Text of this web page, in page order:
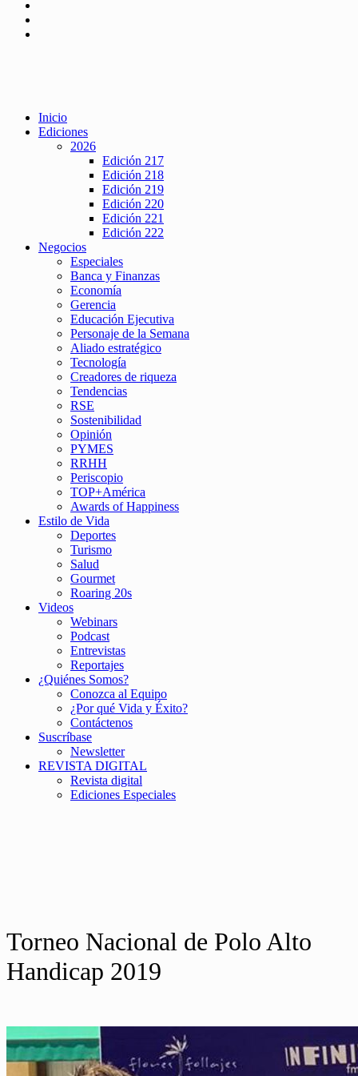
Inicio
Ediciones
2026
Edición 217
Edición 218
Edición 219
Edición 220
Edición 221
Edición 222
Negocios
Especiales
Banca y Finanzas
Economía
Gerencia
Educación Ejecutiva
Personaje de la Semana
Aliado estratégico
Tecnología
Creadores de riqueza
Tendencias
RSE
Sostenibilidad
Opinión
PYMES
RRHH
Periscopio
TOP+América
Awards of Happiness
Estilo de Vida
Deportes
Turismo
Salud
Gourmet
Roaring 20s
Videos
Webinars
Podcast
Entrevistas
Reportajes
¿Quiénes Somos?
Conozca al Equipo
¿Por qué Vida y Éxito?
Contáctenos
Suscríbase
Newsletter
REVISTA DIGITAL
Revista digital
Ediciones Especiales
Torneo Nacional de Polo Alto
Handicap 2019